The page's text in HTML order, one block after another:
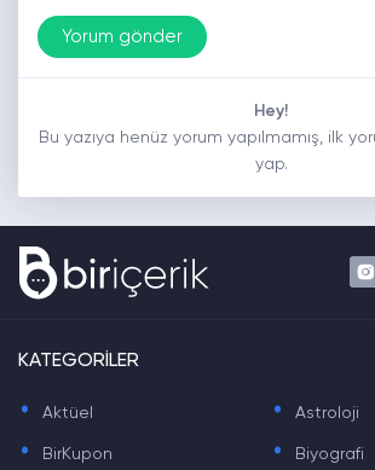
Hey!
Bu yazıya henüz yorum yapılmamış, ilk
yap.
KATEGORİLER
. Aktüel . Astroloji
. BirKupon . Biyografi